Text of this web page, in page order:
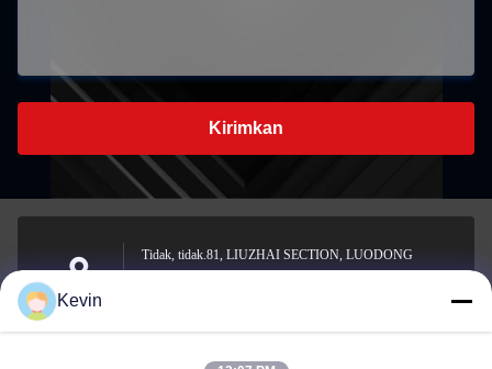
Kirimkan
Alamat
Tidak, tidak.81, LIUZHAI SECTION, LUODONG
Kevin